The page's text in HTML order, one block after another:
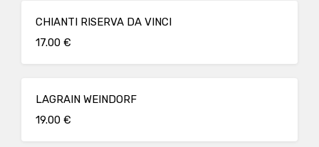
CHIANTI RISERVA DA VINCI
17.00 €
LAGRAIN WEINDORF
19.00 €